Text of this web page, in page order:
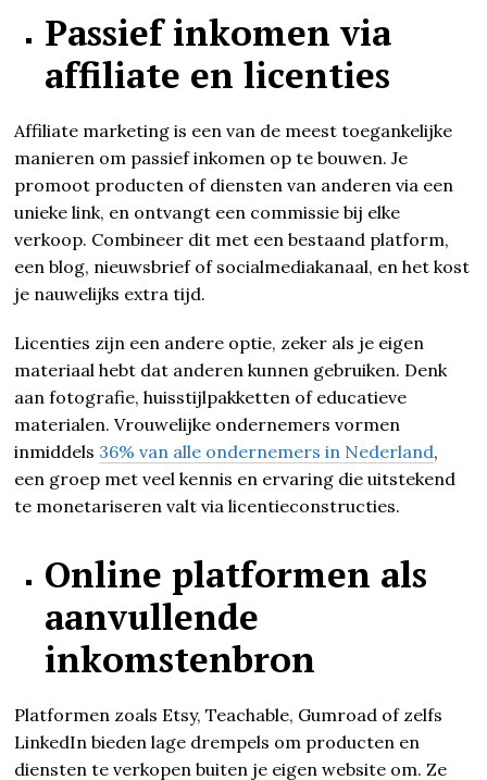
Passief inkomen via
affiliate en licenties
Affiliate marketing is een van de meest toegankelijke
manieren om passief inkomen op te bouwen. Je
promoot producten of diensten van anderen via een
unieke link, en ontvangt een commissie bij elke
verkoop. Combineer dit met een bestaand platform,
een blog, nieuwsbrief of socialmediakanaal, en het kost
je nauwelijks extra tijd.
Licenties zijn een andere optie, zeker als je eigen
materiaal hebt dat anderen kunnen gebruiken. Denk
aan fotografie, huisstijlpakketten of educatieve
materialen. Vrouwelijke ondernemers vormen
inmiddels 36% van alle ondernemers in Nederland,
een groep met veel kennis en ervaring die uitstekend
te monetariseren valt via licentieconstructies.
Online platformen als
aanvullende
inkomstenbron
Platformen zoals Etsy, Teachable, Gumroad of zelfs
LinkedIn bieden lage drempels om producten en
diensten te verkopen buiten je eigen website om. Ze